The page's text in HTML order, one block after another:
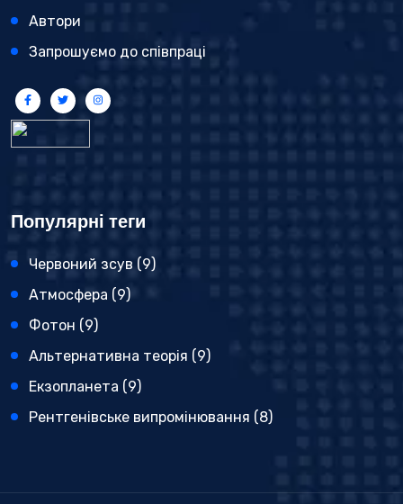
Автори
Запрошуємо до співпраці
Популярні теги
Червоний зсув (9)
Атмосфера (9)
Фотон (9)
Альтернативна теорія (9)
Екзопланета (9)
Рентгенівське випромінювання (8)